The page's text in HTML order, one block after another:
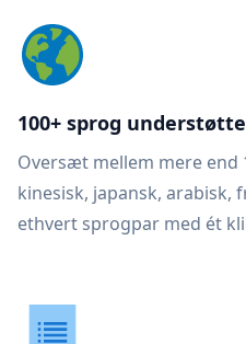
100+ sprog
Oversæt mellem mere end
kinesisk, japansk, arabisk,
ethvert sprogpar med ét